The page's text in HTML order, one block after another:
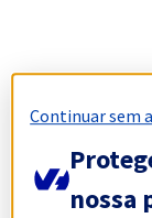
Continuar sem
nossa